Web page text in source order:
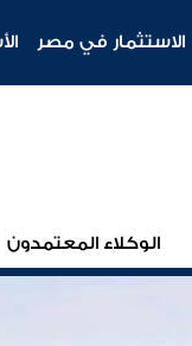
الاستثمار في مصر
الوكلاء المعتمدون